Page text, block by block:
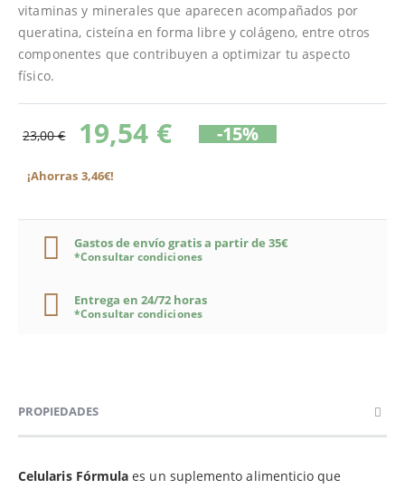
vitaminas y minerales que aparecen acompañados por
queratina, cisteína en forma libre y colágeno, entre otros
componentes que contribuyen a optimizar tu aspecto
físico.
23,00 € 19,54 € -15%
¡Ahorras 3,46€!
Gastos de envío gratis a partir de 35€
*Consultar condiciones
Entrega en 24/72 horas
*Consultar condiciones
PROPIEDADES
Celularis Fórmula es un suplemento alimenticio que